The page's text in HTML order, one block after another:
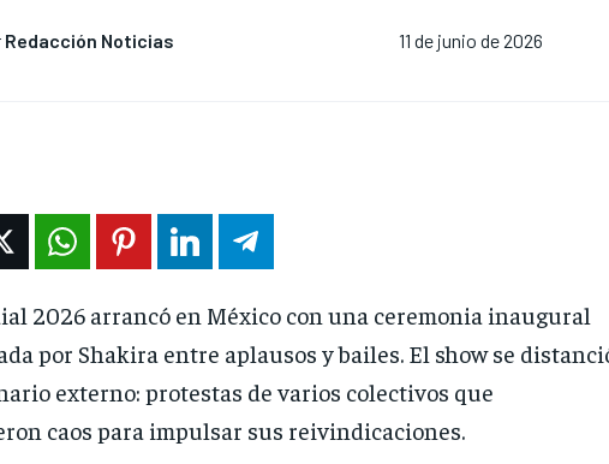
Redacción Noticias 11 de junio de 2026
2026 arrancó en México con una ceremonia inaugural
por Shakira entre aplausos y bailes. El show se
externo: protestas de varios colectivos que
caos para impulsar sus reivindicaciones.